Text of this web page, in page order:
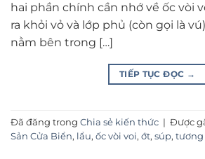
hai phần chính cần nhớ về ốc vòi
ra khỏi vỏ và lớp phủ (còn gọi là
nằm bên trong […]
TIẾP TỤC ĐỌC →
Đã đăng trong Chia sẻ kiến thức | Được
Sản Cửa Biển, lẩu, ốc vòi voi, ớt, súp, tương